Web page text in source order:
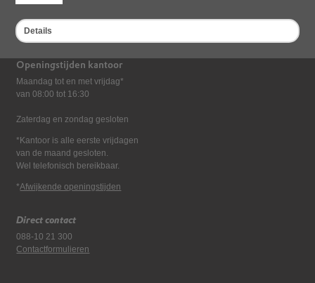
Details
Postadres
Postbus 2095, 1620 EB Hoorn
Openingstijden kantoor
Maandag tot en met vrijdag*
van 08:00 tot 16:30
Zaterdag en zondag gesloten
*Kantoor is alle eerste vrijdagen
van de maand gesloten.
Wel telefonisch bereikbaar.
*Afwijkende openingstijden
Direct contact
088-10 21 300
Contactformulieren